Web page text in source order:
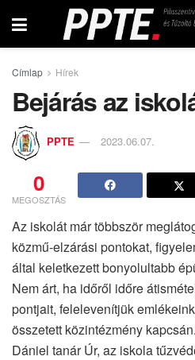
Címlap Hírek
Bejárás az
PPTE 2023.06.07.
0
MEGOSZTÁS
Az iskolát már többször
közmű-elzárási pontokat,
által keletkezett bonyolultabb
Nem árt, ha időről időre
pontjait, felelevenítjük
összetett közintézmény
Dániel tanár Úr, az iskola